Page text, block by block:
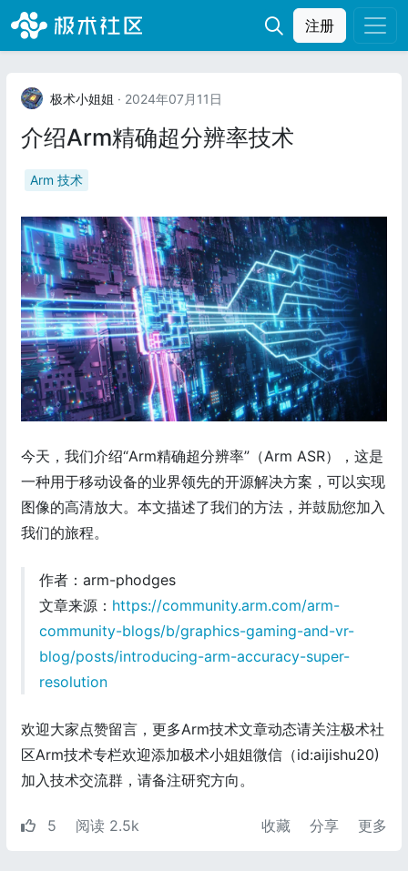
注册
极术小姐姐 · 2024年07月11日
介绍Arm精确超分辨率技术
Arm 技术
今天，我们介绍“Arm精确超分辨率”（Arm ASR），这是
一种用于移动设备的业界领先的开源解决方案，可以实现
图像的高清放大。本文描述了我们的方法，并鼓励您加入
我们的旅程。
作者：arm-phodges
文章来源： https://community.arm.com/arm-
community-blogs/b/graphics-gaming-and-vr-
blog/posts/introducing-arm-accuracy-super-
resolution
欢迎大家点赞留言，更多Arm技术文章动态请关注极术社
区Arm技术专栏欢迎添加极术小姐姐微信（id:aijishu20)
加入技术交流群，请备注研究方向。
5 阅读 2.5k 收藏 分享 更多